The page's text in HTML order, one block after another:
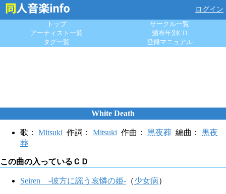
ログイン
トップ
サークル一覧
アーティスト一覧
頒布年別CD
タグ一覧
登録マニュアル
White Death
歌： Mitsuki 作詞： Mitsuki 作曲： 黒夜葬 編曲： 黒夜
葬
この曲の入っているＣＤ
Seiren -彼方に謡う哀憐の姫- （少女病）